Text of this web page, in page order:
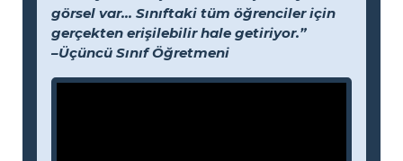
görsel var... Sınıftaki tüm öğrenciler için
gerçekten erişilebilir hale getiriyor.”
–Üçüncü Sınıf Öğretmeni